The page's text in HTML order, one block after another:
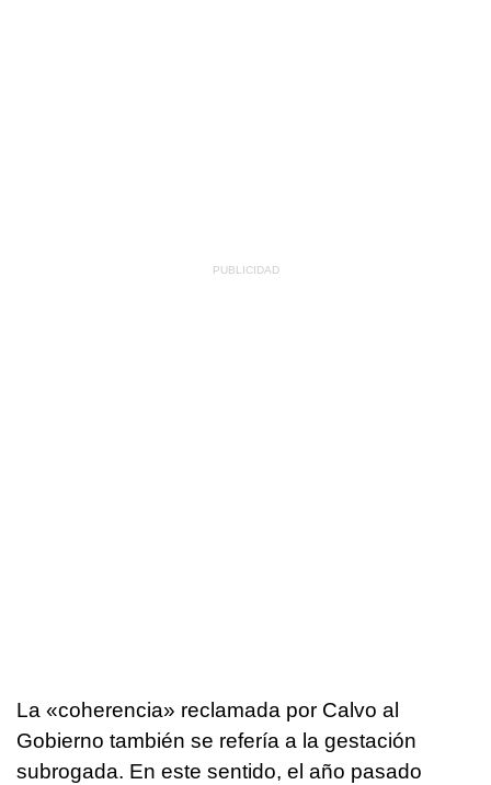
La «coherencia» reclamada por Calvo al
Gobierno también se refería a la gestación
subrogada. En este sentido, el año pasado